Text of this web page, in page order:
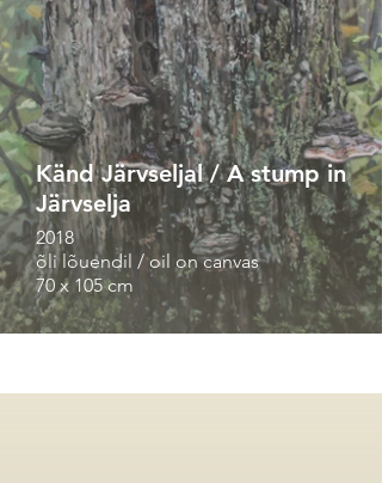
Känd Järvseljal / A stump in
Järvselja
2018
õli lõuendil / oil on canvas
70 x 105 cm